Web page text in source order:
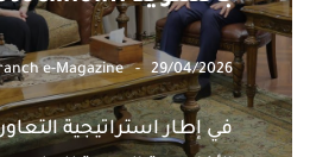
e-Magazine 29/04/2026
في إطار استراتيجية